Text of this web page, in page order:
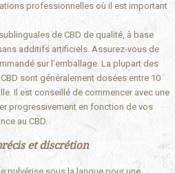
professionnelles où il est important
de CBD de qualité, à base
additifs artificiels. Assurez-vous de
sur l’emballage. La plupart des
sont généralement dosées entre 10
Il est conseillé de commencer avec une
progressivement en fonction de vos
au CBD.
et discrétion